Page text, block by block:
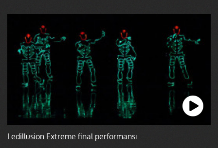
Ledillusion Extreme final performansı